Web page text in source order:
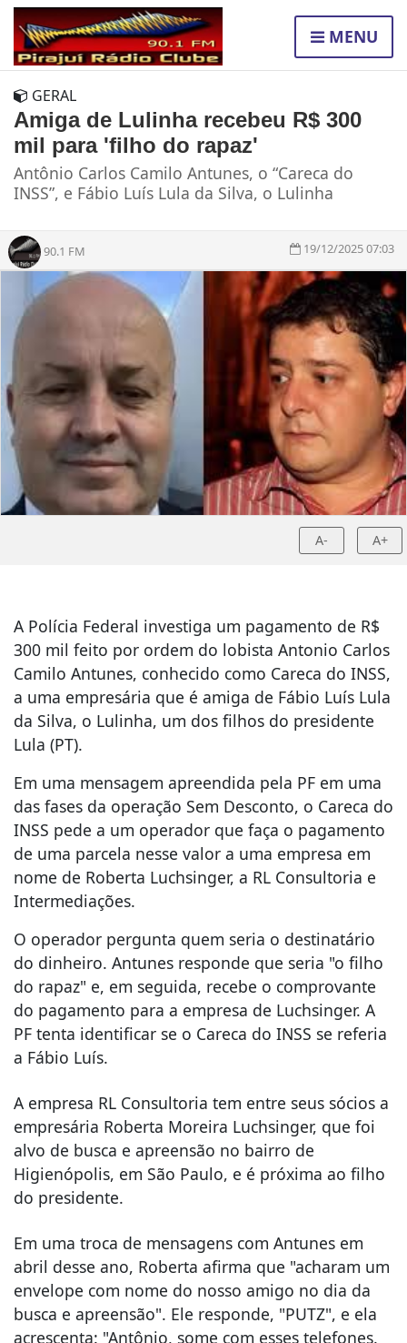
MENU
GERAL
Amiga de Lulinha recebeu R$ 300
mil para 'filho do rapaz'
Antônio Carlos Camilo Antunes, o “Careca do
INSS”, e Fábio Luís Lula da Silva, o Lulinha
90.1 FM 19/12/2025 07:03
A- A+
A Polícia Federal investiga um pagamento de R$
300 mil feito por ordem do lobista Antonio Carlos
Camilo Antunes, conhecido como Careca do INSS,
a uma empresária que é amiga de Fábio Luís Lula
da Silva, o Lulinha, um dos filhos do presidente
Lula (PT).
Em uma mensagem apreendida pela PF em uma
das fases da operação Sem Desconto, o Careca do
INSS pede a um operador que faça o pagamento
de uma parcela nesse valor a uma empresa em
nome de Roberta Luchsinger, a RL Consultoria e
Intermediações.
O operador pergunta quem seria o destinatário
do dinheiro. Antunes responde que seria "o filho
do rapaz" e, em seguida, recebe o comprovante
do pagamento para a empresa de Luchsinger. A
PF tenta identificar se o Careca do INSS se referia
a Fábio Luís.
A empresa RL Consultoria tem entre seus sócios a
empresária Roberta Moreira Luchsinger, que foi
alvo de busca e apreensão no bairro de
Higienópolis, em São Paulo, e é próxima ao filho
do presidente.
Em uma troca de mensagens com Antunes em
abril desse ano, Roberta afirma que "acharam um
envelope com nome do nosso amigo no dia da
busca e apreensão". Ele responde, "PUTZ", e ela
acrescenta: "Antônio, some com esses telefones.